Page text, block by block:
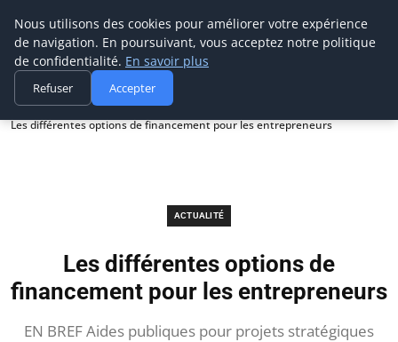
Prospection Pro
Accueil
Actualité
Les différentes options de financement pour les entrepreneurs
ACTUALITÉ
Les différentes options de
financement pour les entrepreneurs
EN BREF Aides publiques pour projets stratégiques
Nous utilisons des cookies pour améliorer votre expérience
de navigation. En poursuivant, vous acceptez notre politique
de confidentialité. En savoir plus
Refuser Accepter